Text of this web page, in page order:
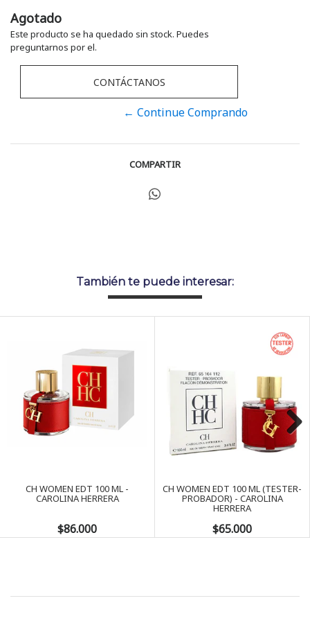
Agotado
Este producto se ha quedado sin stock. Puedes
preguntarnos por el.
CONTÁCTANOS
← Continue Comprando
COMPARTIR
También te puede interesar:
CH WOMEN EDT 100 ML -
CAROLINA HERRERA
$86.000
CH WOMEN EDT 100 ML (TESTER-
PROBADOR) - CAROLINA
HERRERA
$65.000
Next